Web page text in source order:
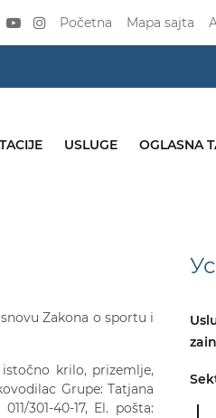
Početna Mapa sajta
USLUGE OGLASNA
Zakona o sportu i
krilo, prizemlje,
Grupe: Tatjana
301-40-17, El. pošta: